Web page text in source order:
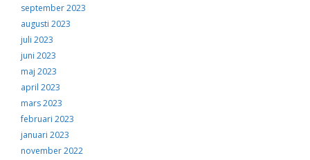
september 2023
augusti 2023
juli 2023
juni 2023
maj 2023
april 2023
mars 2023
februari 2023
januari 2023
november 2022